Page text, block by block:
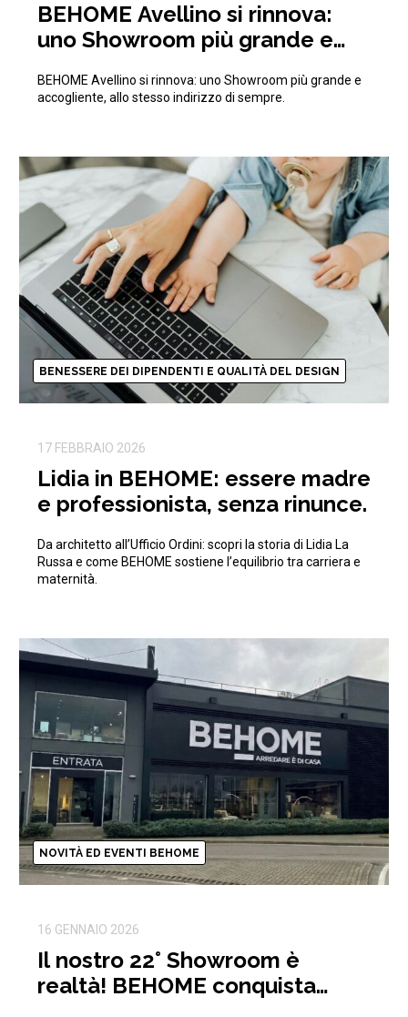
BEHOME Avellino si rinnova:
uno Showroom più grande e
indirizzo di sempre.
BEHOME Avellino si rinnova: uno Showroom più grande e
accogliente, allo stesso indirizzo di sempre.
BENESSERE DEI DIPENDENTI E QUALITÀ DEL DESIGN
17 FEBBRAIO 2026
Lidia in BEHOME: essere madre
e professionista, senza rinunce.
Da architetto all’Ufficio Ordini: scopri la storia di Lidia La
Russa e come BEHOME sostiene l’equilibrio tra carriera e
maternità.
NOVITÀ ED EVENTI BEHOME
16 GENNAIO 2026
Il nostro 22° Showroom è
realtà! BEHOME conquista